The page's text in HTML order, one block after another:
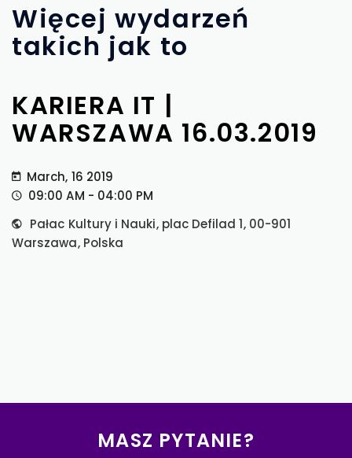
Więcej wydarzeń
takich jak to
KARIERA IT |
WARSZAWA 16.03.2019
March, 16 2019
09:00 AM - 04:00 PM
Pałac Kultury i Nauki, plac Defilad 1, 00-901
Warszawa, Polska
MASZ PYTANIE?